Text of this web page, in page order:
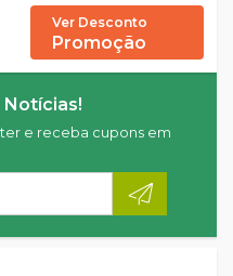
Ver Desconto
Promoção
e receba cupons em